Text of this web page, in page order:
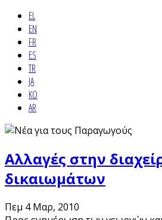
EL
EN
FR
ES
TR
JA
KO
AR
Αλλαγές στην
δικαιωμάτων
Πεμ 4 Μαρ, 2010